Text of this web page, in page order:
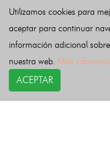
HUGO DE VRIES
Botánico holandés
Ver más
20 MAYO
Utilizamos cookies para
aceptar para continuar
información adicional
nuestra web. Más
ACEPTAR